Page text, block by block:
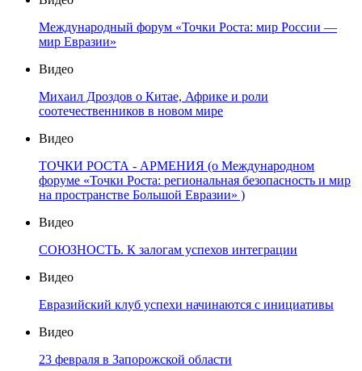
Международный форум «Точки Роста: мир России —
мир Евразии»
Видео
Михаил Дроздов о Китае, Африке и роли
соотечественников в новом мире
Видео
ТОЧКИ РОСТА - АРМЕНИЯ (о Международном
форуме «Точки Роста: региональная безопасность и мир
на пространстве Большой Евразии» )
Видео
СОЮЗНОСТЬ. К залогам успехов интеграции
Видео
Евразийский клуб успехи начинаются с инициативы
Видео
23 февраля в Запорожской области